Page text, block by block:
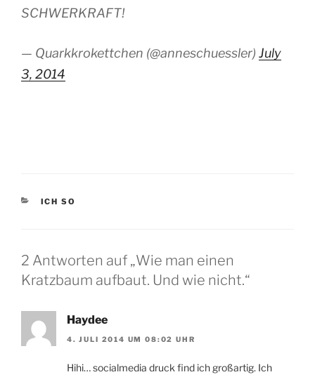
SCHWERKRAFT!
— Quarkkrokettchen (@anneschuessler) July
3, 2014
KATEGORIEN
ICH SO
2 Antworten auf „Wie man einen
Kratzbaum aufbaut. Und wie nicht.“
Haydee
4. JULI 2014 UM 08:02 UHR
Hihi… socialmedia druck find ich großartig. Ich